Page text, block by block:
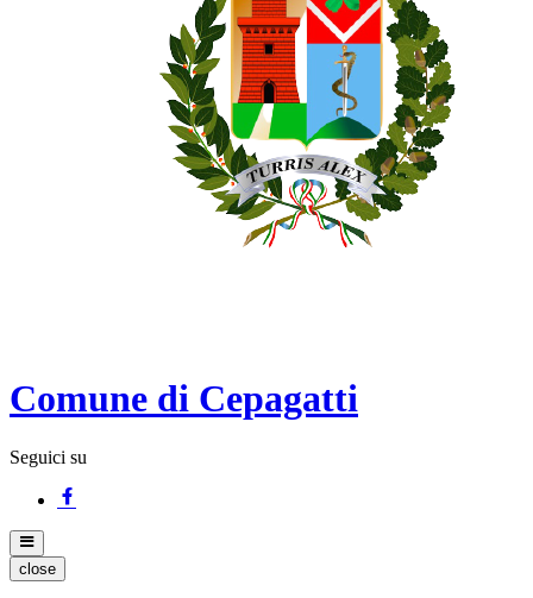
Comune di Cepagatti
Seguici su
close